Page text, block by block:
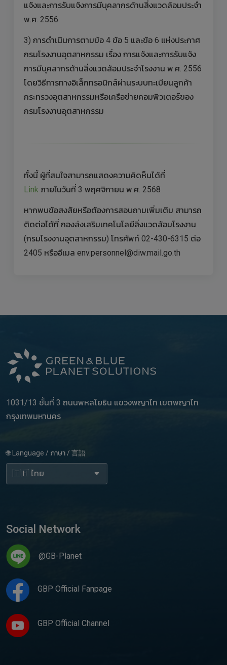
แจ้งและการรับแจ้งการมีบุคลากรด้านสิ่งแวดล้อมประจำ
พ.ศ. 2556
3) การดำเนินการตามข้อ 4 ข้อ 5 และข้อ 6 แห่งประกาศ
กรมโรงงานอุตสาหกรรม เรื่อง การแจ้งและการรับแจ้ง
การมีบุคลากรด้านสิ่งแวดล้อมประจำโรงงาน พ.ศ. 2556
โดยวิธีการทางอิเล็กทรอนิกส์ผ่านระบบทะเบียนลูกค้า
กระทรวงอุตสาหกรรมหรือเครือข่ายคอมพิวเตอร์ของ
กรมโรงงานอุตสาหกรรม
ทั้งนี้ ผู้ที่สนใจสามารถแสดงความคิดห็นได้ที่
Link ภายในวันที่ 3 พฤศจิกายน พ.ศ. 2568
หากพบข้อสงสัยหรือต้องการสอบถามเพิ่มเติม สามารถ
ติดต่อได้ที่ กองส่งเสริมเทคโนโลยีสิ่งแวดล้อมโรงงาน
(กรมโรงงานอุตสาหกรรม) โทรศัพท์ 02-430-6315 ต่อ
2405 หรืออีเมล env.personnel@diw.mail.go.th
1031/13 ชั้นที่ 3 ถนนพหลโยธิน แขวงพญาไท เขตพญาไท
กรุงเทพมหานคร
🌐 Language / ภาษา / 言語
Social Network
@GB-Planet
GBP Official Fanpage
GBP Official Channel